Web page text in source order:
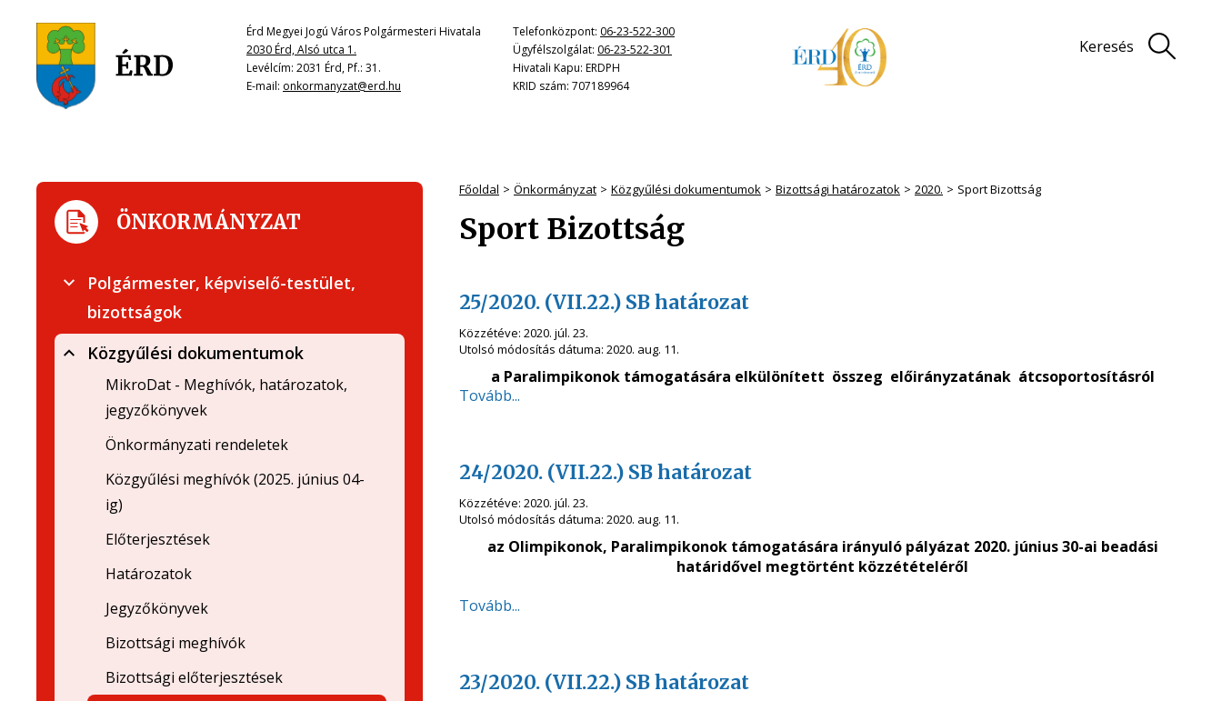
Érd Megyei Jogú Város Polgármesteri Hivatala
2030 Érd, Alsó utca 1.
Levélcím: 2031 Érd, Pf.: 31.
E-mail: onkormanyzat@erd.hu
Telefonközpont: 06-23-522-300
Ügyfélszolgálat: 06-23-522-301
Hivatali Kapu: ERDPH
KRID szám: 707189964
Keresés
Főoldal Önkormányzat Közgyűlési dokumentumok Bizottsági határozatok 2020. Sport Bizottság
Sport Bizottság
25/2020. (VII.22.) SB határozat
Közzétéve: 2020. júl. 23.
Utolsó módosítás dátuma: 2020. aug. 11.
a Paralimpikonok támogatására elkülönített összeg előirányzatának átcsoportosításról
Tovább...
24/2020. (VII.22.) SB határozat
Közzétéve: 2020. júl. 23.
Utolsó módosítás dátuma: 2020. aug. 11.
az Olimpikonok, Paralimpikonok támogatására irányuló pályázat 2020. június 30-ai beadási
határidővel megtörtént közzétételéről
Tovább...
23/2020. (VII.22.) SB határozat
ÖNKORMÁNYZAT
Polgármester, képviselő-testület,
bizottságok
Közgyűlési dokumentumok
MikroDat - Meghívók, határozatok,
jegyzőkönyvek
Önkormányzati rendeletek
Közgyűlési meghívók (2025. június 04-
ig)
Előterjesztések
Határozatok
Jegyzőkönyvek
Bizottsági meghívók
Bizottsági előterjesztések